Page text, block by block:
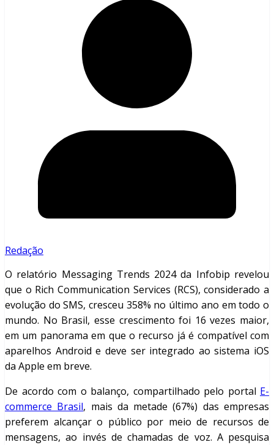
Redação
O relatório Messaging Trends 2024 da Infobip revelou
que o Rich Communication Services (RCS), considerado a
evolução do SMS, cresceu 358% no último ano em todo o
mundo. No Brasil, esse crescimento foi 16 vezes maior,
em um panorama em que o recurso já é compatível com
aparelhos Android e deve ser integrado ao sistema iOS
da Apple em breve.
De acordo com o balanço, compartilhado pelo portal E-
commerce Brasil, mais da metade (67%) das empresas
preferem alcançar o público por meio de recursos de
mensagens, ao invés de chamadas de voz. A pesquisa